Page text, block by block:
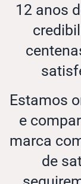
12 anos
Estamos
e
marca
de